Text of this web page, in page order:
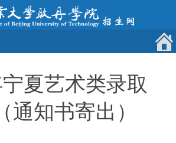
夏艺术类录取
通知书寄出）